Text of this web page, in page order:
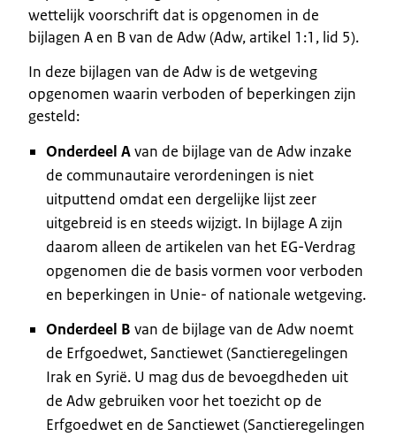
wettelijk voorschrift dat is opgenomen in de
bijlagen A en B van de Adw (Adw, artikel 1:1, lid 5).
In deze bijlagen van de Adw is de wetgeving
opgenomen waarin verboden of beperkingen zijn
gesteld:
Onderdeel Avan de bijlage van de Adw inzake
de communautaire verordeningen is niet
uitputtend omdat een dergelijke lijst zeer
uitgebreid is en steeds wijzigt. In bijlage A zijn
daarom alleen de artikelen van het EG-Verdrag
opgenomen die de basis vormen voor verboden
en beperkingen in Unie- of nationale wetgeving.
Onderdeel B van de bijlage van de Adw noemt
de Erfgoedwet, Sanctiewet (Sanctieregelingen
Irak en Syrië. U mag dus de bevoegdheden uit
de Adw gebruiken voor het toezicht op de
Erfgoedwet en de Sanctiewet (Sanctieregelingen